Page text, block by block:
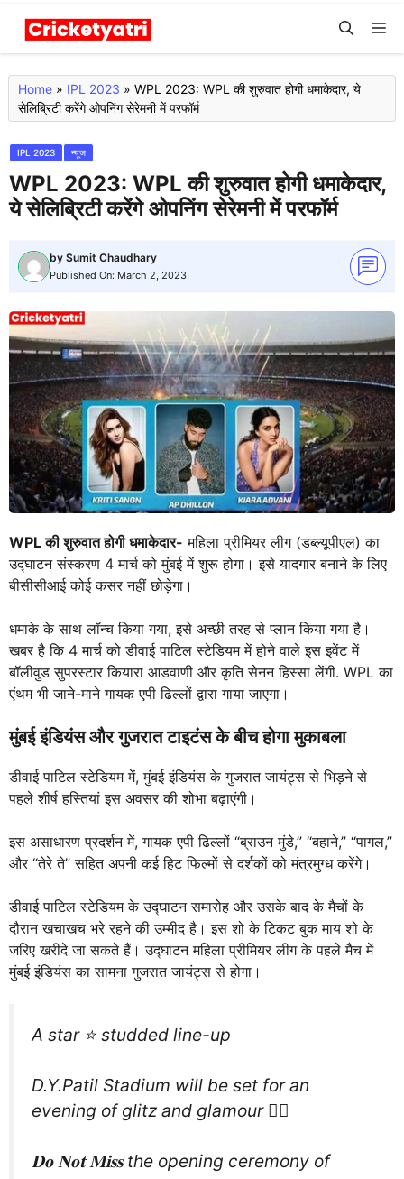
Skip
content
Home » IPL 2023 » WPL 2023: WPL की शुरुवात होगी धमाकेदार, ये
सेलिब्रिटी करेंगे ओपनिंग सेरेमनी में परफॉर्म
IPL 2023 न्यूज
WPL 2023: WPL की शुरुवात होगी धमाकेदार,
ये सेलिब्रिटी करेंगे ओपनिंग सेरेमनी में परफॉर्म
by Sumit Chaudhary
Published On: March 2, 2023
WPL की शुरुवात होगी धमाकेदार- महिला प्रीमियर लीग (डब्ल्यूपीएल) का
उद्घाटन संस्करण 4 मार्च को मुंबई में शुरू होगा। इसे यादगार बनाने के लिए
बीसीसीआई कोई कसर नहीं छोड़ेगा।
धमाके के साथ लॉन्च किया गया, इसे अच्छी तरह से प्लान किया गया है।
खबर है कि 4 मार्च को डीवाई पाटिल स्टेडियम में होने वाले इस इवेंट में
बॉलीवुड सुपरस्टार कियारा आडवाणी और कृति सेनन हिस्सा लेंगी. WPL का
एंथम भी जाने-माने गायक एपी ढिल्लों द्वारा गाया जाएगा।
मुंबई इंडियंस और गुजरात टाइटंस के बीच होगा मुकाबला
डीवाई पाटिल स्टेडियम में, मुंबई इंडियंस के गुजरात जायंट्स से भिड़ने से
पहले शीर्ष हस्तियां इस अवसर की शोभा बढ़ाएंगी।
इस असाधारण प्रदर्शन में, गायक एपी ढिल्लों “ब्राउन मुंडे,” “बहाने,” “पागल,”
और “तेरे ते” सहित अपनी कई हिट फिल्मों से दर्शकों को मंत्रमुग्ध करेंगे।
डीवाई पाटिल स्टेडियम के उद्घाटन समारोह और उसके बाद के मैचों के
दौरान खचाखच भरे रहने की उम्मीद है। इस शो के टिकट बुक माय शो के
जरिए खरीदे जा सकते हैं। उद्घाटन महिला प्रीमियर लीग के पहले मैच में
मुंबई इंडियंस का सामना गुजरात जायंट्स से होगा।
A star ⭐ studded line-up
D.Y.Patil Stadium will be set for an
evening of glitz and glamour 👌🏻
𝐃𝐨 𝐍𝐨𝐭 𝐌𝐢𝐬𝐬 the opening ceremony of